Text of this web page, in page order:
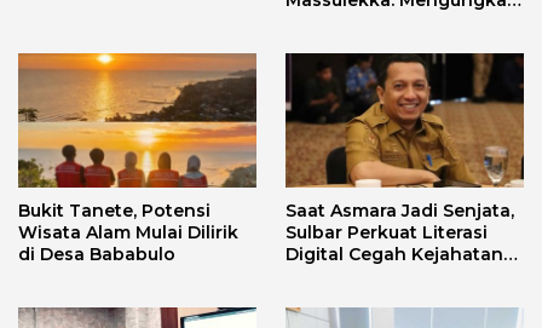
Bukit Tanete, Potensi
Wisata Alam Mulai Dilirik
di Desa Bababulo
Saat Asmara Jadi Senjata,
Sulbar Perkuat Literasi
Digital Cegah Kejahatan